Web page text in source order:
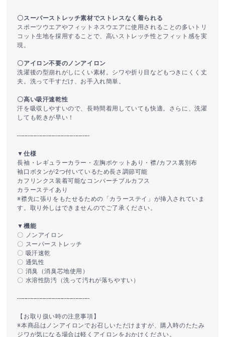
〇スーパーストレッチ素材でストレスなく着られる
スポーツウエアやフィットネスウエアに使用されることの多いトリ
コット生地を採用することで、高いストレッチ性とフィット感を実
現。
〇アイロン不要のノンアイロン
洗濯後の型崩れがしにくい素材。シワや折り目などもつきにくく丈
夫。洗って干すだけ、お手入れ簡単。
〇高い吸汗速乾性
汗を吸収しやすいので、長時間着用していても快適。さらに、洗濯
しても乾きが早い！
----------------------------------------
▼仕様
長袖・レギュラーカラー・左胸ポケットあり・襟/カフス裏別布
袖口ボタンが2つ付いているため長さ調節可能
カフリンクス装着可能なコンバーチブルカフス
カラーステイあり
※襟先に張りをもたせるための「カラーステイ」が挿入されていま
す。取り外しはできませんのでご了承ください。
▼機能
〇 ノンアイロン
〇 スーパーストレッチ
〇 吸汗速乾
〇 通気性
〇 消臭（消臭芯地使用）
〇 水溶性防汚（洗って汚れが落ちやすい）
----------------------------------------
【お取り扱い時の注意事項】
※本商品はノンアイロンでお召しいただけますが、購入時のたたみ
ジワが気になる場合は軽くアイロンをおかけください。